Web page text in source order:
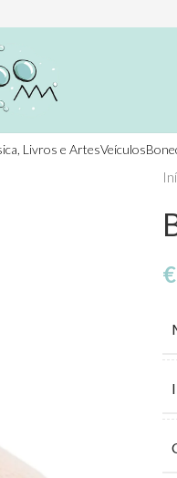
Livros e ArtesVeículos
€